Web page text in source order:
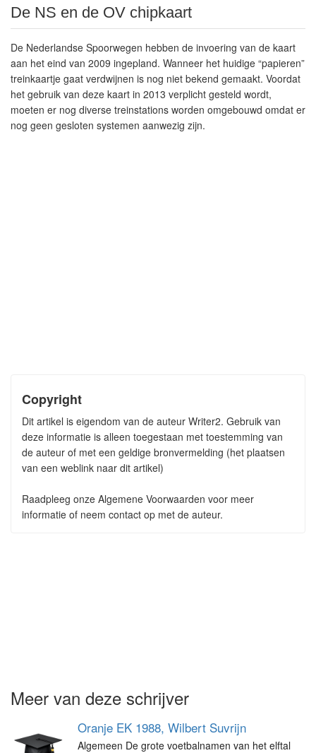
De NS en de OV chipkaart
De Nederlandse Spoorwegen hebben de invoering van de kaart
aan het eind van 2009 ingepland. Wanneer het huidige “papieren”
treinkaartje gaat verdwijnen is nog niet bekend gemaakt. Voordat
het gebruik van deze kaart in 2013 verplicht gesteld wordt,
moeten er nog diverse treinstations worden omgebouwd omdat er
nog geen gesloten systemen aanwezig zijn.
Copyright
Dit artikel is eigendom van de auteur Writer2. Gebruik van
deze informatie is alleen toegestaan met toestemming van
de auteur of met een geldige bronvermelding (het plaatsen
van een weblink naar dit artikel)
Raadpleeg onze Algemene Voorwaarden voor meer
informatie of neem contact op met de auteur.
Meer van deze schrijver
Oranje EK 1988, Wilbert Suvrijn
Algemeen De grote voetbalnamen van het elftal